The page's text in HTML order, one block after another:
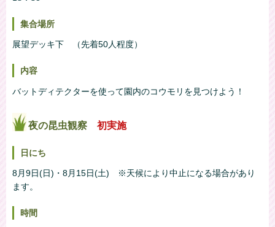
集合場所
展望デッキ下 （先着50人程度）
内容
バットディテクターを使って園内のコウモリを見つけよう！
夜の昆虫観察 初実施
日にち
8月9日(日)・8月15日(土) ※天候により中止になる場合があり
ます。
時間